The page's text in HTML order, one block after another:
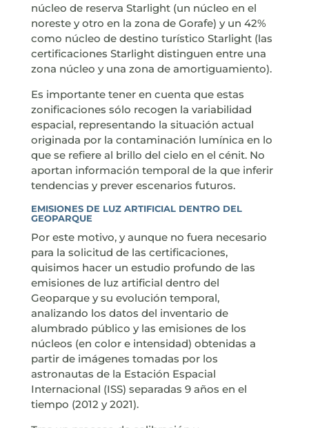
núcleo de reserva Starlight (un núcleo en el
noreste y otro en la zona de Gorafe) y un 42%
como núcleo de destino turístico Starlight (las
certificaciones Starlight distinguen entre una
zona núcleo y una zona de amortiguamiento).
Es importante tener en cuenta que estas
zonificaciones sólo recogen la variabilidad
espacial, representando la situación actual
originada por la contaminación lumínica en lo
que se refiere al brillo del cielo en el cénit. No
aportan información temporal de la que inferir
tendencias y prever escenarios futuros.
EMISIONES DE LUZ ARTIFICIAL DENTRO DEL
GEOPARQUE
Por este motivo, y aunque no fuera necesario
para la solicitud de las certificaciones,
quisimos hacer un estudio profundo de las
emisiones de luz artificial dentro del
Geoparque y su evolución temporal,
analizando los datos del inventario de
alumbrado público y las emisiones de los
núcleos (en color e intensidad) obtenidas a
partir de imágenes tomadas por los
astronautas de la Estación Espacial
Internacional (ISS) separadas 9 años en el
tiempo (2012 y 2021).